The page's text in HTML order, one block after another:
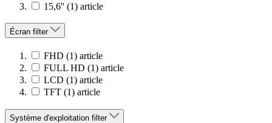
15,6'' (1) article
Écran filter
FHD (1) article
FULL HD (1) article
LCD (1) article
TFT (1) article
Système d'exploitation filter